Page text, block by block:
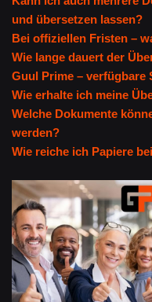
und übersetzen lassen?
Bei offiziellen Fristen –
Wie lange dauert der
Guul Prime – verfügbare
Wie erhalte ich meine
Welche Dokumente
werden?
Wie reiche ich Papiere